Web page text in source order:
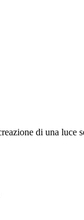
di una luce